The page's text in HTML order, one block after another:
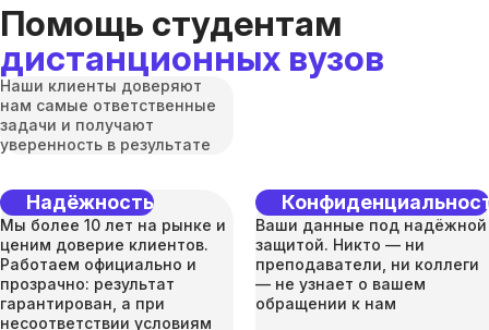
Помощь студентам
дистанционных вузов
Наши клиенты доверяют
нам самые ответственные
задачи и получают
уверенность в результате
Надёжность
Мы более 10 лет на рынке и
ценим доверие клиентов.
Работаем официально и
прозрачно: результат
гарантирован, а при
несоответствии условиям
Ваши данные под надёжной
защитой. Никто — ни
преподаватели, ни коллеги
— не узнает о вашем
обращении к нам